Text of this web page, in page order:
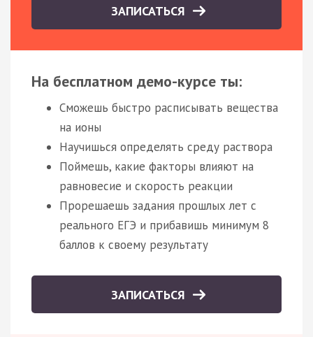
ЗАПИСАТЬСЯ
На бесплатном демо-курсе ты:
Сможешь быстро расписывать вещества
на ионы
Научишься определять среду раствора
Поймешь, какие факторы влияют на
равновесие и скорость реакции
Прорешаешь задания прошлых лет с
реального ЕГЭ и прибавишь минимум 8
баллов к своему результату
ЗАПИСАТЬСЯ